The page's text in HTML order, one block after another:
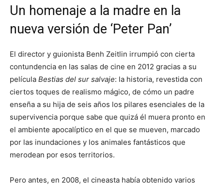
Un homenaje a la madre en la
nueva versión de ‘Peter Pan’
El director y guionista Benh Zeitlin irrumpió con cierta
contundencia en las salas de cine en 2012 gracias a su
película Bestias del sur salvaje: la historia, revestida con
ciertos toques de realismo mágico, de cómo un padre
enseña a su hija de seis años los pilares esenciales de la
supervivencia porque sabe que quizá él muera pronto en
el ambiente apocalíptico en el que se mueven, marcado
por las inundaciones y los animales fantásticos que
merodean por esos territorios.
Pero antes, en 2008, el cineasta había obtenido varios